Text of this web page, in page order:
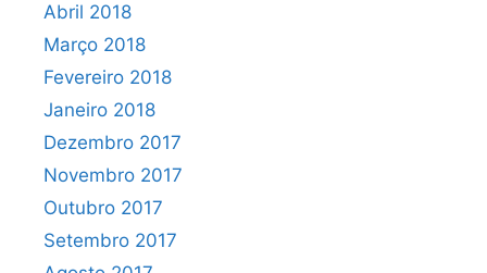
Abril 2018
Março 2018
Fevereiro 2018
Janeiro 2018
Dezembro 2017
Novembro 2017
Outubro 2017
Setembro 2017